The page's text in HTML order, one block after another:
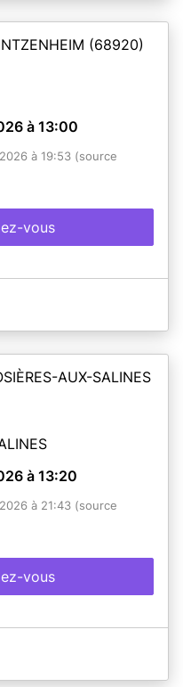
(68920)
à 13:00
à 19:53 (source
vous
AUX-SALINES
à 13:20
à 21:43 (source
vous